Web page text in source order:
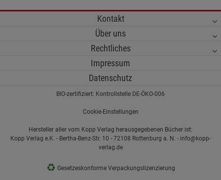
Kontakt
Über uns
Rechtliches
Impressum
Datenschutz
BIO-zertifiziert: Kontrollstelle DE-ÖKO-006
Cookie-Einstellungen
Hersteller aller vom Kopp Verlag herausgegebenen Bücher ist:
Kopp Verlag e.K. - Bertha-Benz-Str. 10 - 72108 Rottenburg a. N. - info@kopp-
verlag.de
♻ Gesetzeskonforme Verpackungslizenzierung